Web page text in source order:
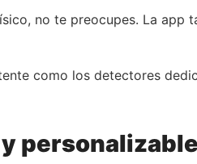
no te preocupes. La
como los detectores
personalizable